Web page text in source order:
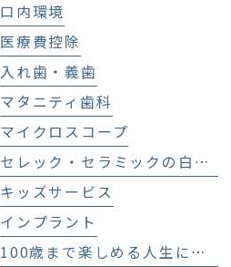
口内環境
医療費控除
入れ歯・義歯
マタニティ歯科
マイクロスコープ
セレック・セラミックの白い歯
キッズサービス
インプラント
100歳まで楽しめる人生にする歯科医療